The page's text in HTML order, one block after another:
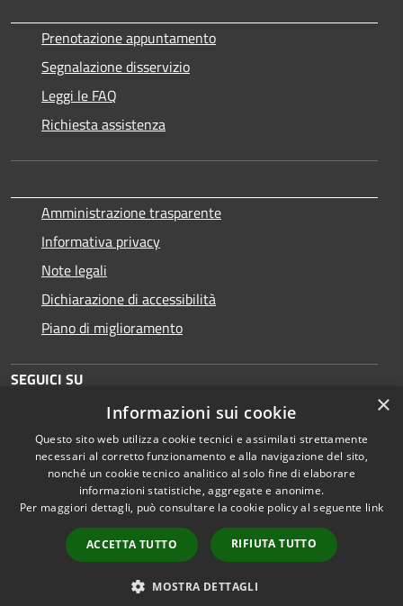
Prenotazione appuntamento
Segnalazione disservizio
Leggi le FAQ
Richiesta assistenza
Amministrazione trasparente
Informativa privacy
Note legali
Dichiarazione di accessibilità
Piano di miglioramento
SEGUICI SU
RSS
Accessibilità
Copyright © 2026 • Comune di
Municipium•
Accesso
redazione
×
Informazioni sui cookie
Questo sito web utilizza cookie tecnici e assimilati strettamente
necessari al corretto funzionamento e alla navigazione del sito,
nonché un cookie tecnico analitico al solo fine di elaborare
informazioni statistiche, aggregate e anonime.
Per maggiori dettagli, può consultare la cookie policy al seguente link
ACCETTA TUTTO RIFIUTA TUTTO
MOSTRA DETTAGLI